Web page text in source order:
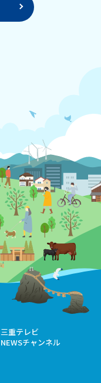
三重テレビ
NEWSチャンネル